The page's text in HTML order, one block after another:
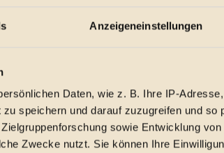
Anzeigeneinstellungen
Daten, wie z. B. Ihre IP-
speichern und darauf zuzugreifen und so
sowie Entwicklung
Zwecke nutzt. Sie können Ihre